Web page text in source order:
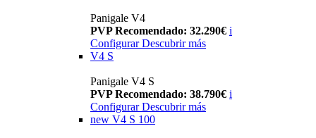
Panigale V4
PVP Recomendado: 32.290€ i
Configurar Descubrir más
V4 S
Panigale V4 S
PVP Recomendado: 38.790€ i
Configurar Descubrir más
new V4 S 100